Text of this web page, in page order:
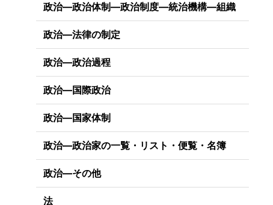
政治―政治体制―政治制度―統治機構―組織
政治―法律の制定
政治―政治過程
政治―国際政治
政治―国家体制
政治―政治家の一覧・リスト・便覧・名簿
政治―その他
法